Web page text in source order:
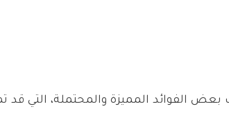
الفوائد المميزة والمحتملة، التي قد